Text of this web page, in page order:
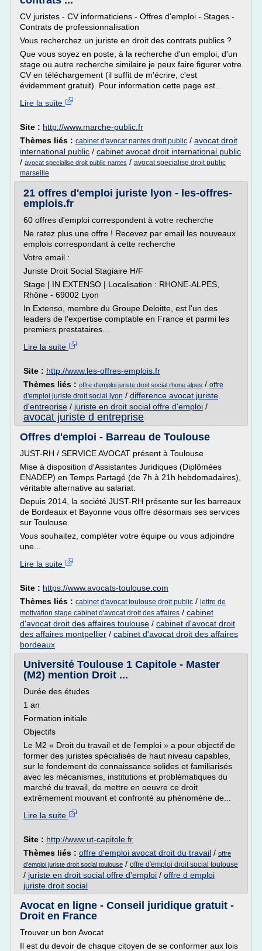
CV juristes - CV informaticiens - Offres d'emploi - Stages -
Contrats de professionnalisation
Vous recherchez un juriste en droit des contrats publics ?
Que vous soyez en poste, à la recherche d'un emploi, d'un
stage ou autre recherche similaire je peux faire figurer votre
CV en téléchargement (il suffit de m'écrire, c'est
évidemment gratuit). Pour information cette page est...
Lire la suite
Site : http://www.marche-public.fr
Thèmes liés : cabinet d'avocat nantes droit public / avocat droit
international public / cabinet avocat droit international public
/ avocat specialise droit public nantes / avocat specialise droit public
marseille
21 offres d'emploi juriste lyon - les-offres-
emplois.fr
60 offres d'emploi correspondent à votre recherche
Ne ratez plus une offre ! Recevez par email les nouveaux
emplois correspondant à cette recherche
Votre email :
Juriste Droit Social Stagiaire H/F
Stage | IN EXTENSO | Localisation : RHONE-ALPES,
Rhône - 69002 Lyon
In Extenso, membre du Groupe Deloitte, est l'un des
leaders de l'expertise comptable en France et parmi les
premiers prestataires...
Lire la suite
Site : http://www.les-offres-emplois.fr
Thèmes liés : offre d'emploi juriste droit social rhone alpes / offre
d'emploi juriste droit social lyon / difference avocat juriste
d'entreprise / juriste en droit social offre d'emploi /
avocat juriste d entreprise
Offres d'emploi - Barreau de Toulouse
JUST-RH / SERVICE AVOCAT présent à Toulouse
Mise à disposition d'Assistantes Juridiques (Diplômées
ENADEP) en Temps Partagé (de 7h à 21h hebdomadaires),
véritable alternative au salariat.
Depuis 2014, la société JUST-RH présente sur les barreaux
de Bordeaux et Bayonne vous offre désormais ses services
sur Toulouse.
Vous souhaitez, compléter votre équipe ou vous adjoindre
une...
Lire la suite
Site : https://www.avocats-toulouse.com
Thèmes liés : cabinet d'avocat toulouse droit public / lettre de
motivation stage cabinet d'avocat droit des affaires / cabinet
d'avocat droit des affaires toulouse / cabinet d'avocat droit
des affaires montpellier / cabinet d'avocat droit des affaires
bordeaux
Université Toulouse 1 Capitole - Master
(M2) mention Droit ...
Durée des études
1 an
Formation initiale
Objectifs
Le M2 « Droit du travail et de l'emploi » a pour objectif de
former des juristes spécialisés de haut niveau capables,
sur le fondement de connaissance solides et familiarisés
avec les mécanismes, institutions et problématiques du
marché du travail, de mettre en oeuvre ce droit
extrêmement mouvant et confronté au phénomène de...
Lire la suite
Site : http://www.ut-capitole.fr
Thèmes liés : offre d'emploi avocat droit du travail / offre
d'emploi juriste droit social toulouse / offre d'emploi droit social toulouse
/ juriste en droit social offre d'emploi / offre d emploi
juriste droit social
Avocat en ligne - Conseil juridique gratuit -
Droit en France
Trouver un bon Avocat
Il est du devoir de chaque citoyen de se conformer aux lois